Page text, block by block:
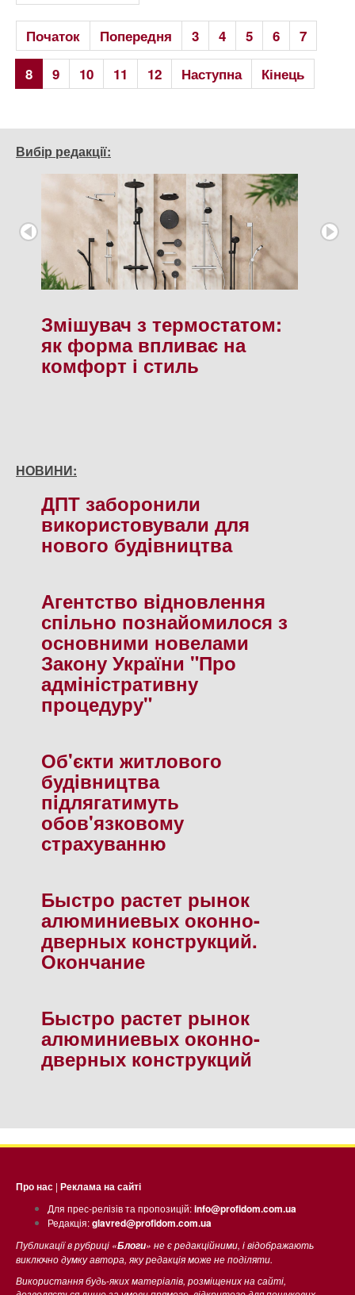
Початок Попередня 3 4 5 6
7
8
9 10 11 12 Наступна Кінець
Вибір редакції:
Змішувач з термостатом:
як форма впливає на
комфорт і стиль
НОВИНИ:
ДПТ заборонили
використовували для
нового будiвництва
Агентство вiдновлення
спiльно познайомилося з
основними новелами
Закону України "Про
адмiнiстративну
процедуру"
Об'єкти житлового
будiвництва
пiдлягатимуть
обов'язковому
страхуванню
Быстро растет рынок
алюминиевых оконно-
дверных конструкций.
Окончание
Быстро растет рынок
алюминиевых оконно-
дверных конструкций
Про нас | Реклама на сайті
Для прес-релізів та пропозицій:info@profidom.com.ua
Редакція:glavred@profidom.com.ua
Публикації в рубриці «Блоги» не є редакційними, і відображають
виключно думку автора, яку редакція може не поділяти.
Використання будь-яких матеріалів, розміщених на сайті,